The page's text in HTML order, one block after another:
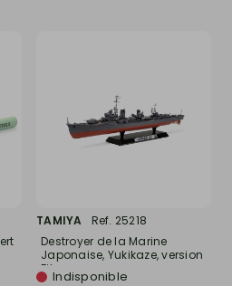
TAMIYA
Ref. 25218
Destroyer de la Marine
Japonaise, Yukikaze, version
Film...Indisponible